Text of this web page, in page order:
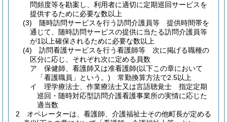
問頻度等を勘案し、利用者に適切に定期巡回サービスを
提供するために必要な数以上
(3)
随時訪問サービスを行う訪問介護員等 提供時間帯を
通じて、随時訪問サービスの提供に当たる訪問介護員等
が1以上確保されるために必要な数以上
(4)
訪問看護サービスを行う看護師等 次に掲げる職種の
区分に応じ、それぞれ次に定める員数
ア
保健師、看護師又は准看護師(以下この章において
「看護職員」という。) 常勤換算方法で2.5以上
イ
理学療法士、作業療法士又は言語聴覚士 指定定期
巡回・随時対応型訪問介護看護事業所の実情に応じた
適当数
2
オペレーターは、看護師、介護福祉士その他町長が定める